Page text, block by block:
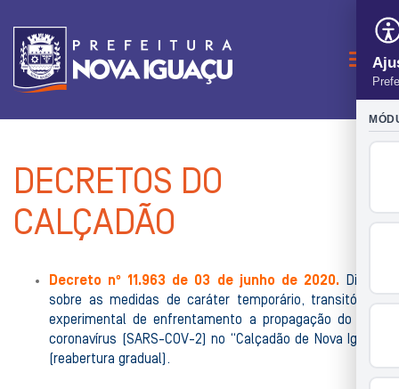
DECRETOS DO
CALÇADÃO
Decreto nº 11.963 de 03 de junho de 2020.Dispõe
sobre as medidas de caráter temporário, transitório e
experimental de enfrentamento a propagação do novo
coronavírus (SARS-COV-2) no “Calçadão de Nova Iguaçu
(reabertura gradual).